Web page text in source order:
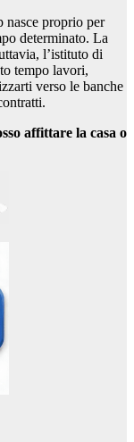
nasce proprio per
determinato. La
l’istituto di
tempo lavori,
verso le banche
affittare la casa o